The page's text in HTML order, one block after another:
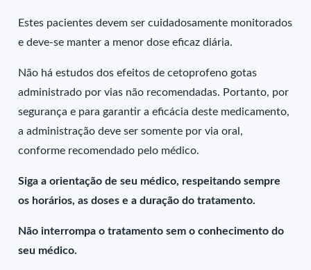
Estes pacientes devem ser cuidadosamente monitorados
e deve-se manter a menor dose eficaz diária.
Não há estudos dos efeitos de cetoprofeno gotas
administrado por vias não recomendadas. Portanto, por
segurança e para garantir a eficácia deste medicamento,
a administração deve ser somente por via oral,
conforme recomendado pelo médico.
Siga a orientação de seu médico, respeitando sempre
os horários, as doses e a duração do tratamento.
Não interrompa o tratamento sem o conhecimento do
seu médico.